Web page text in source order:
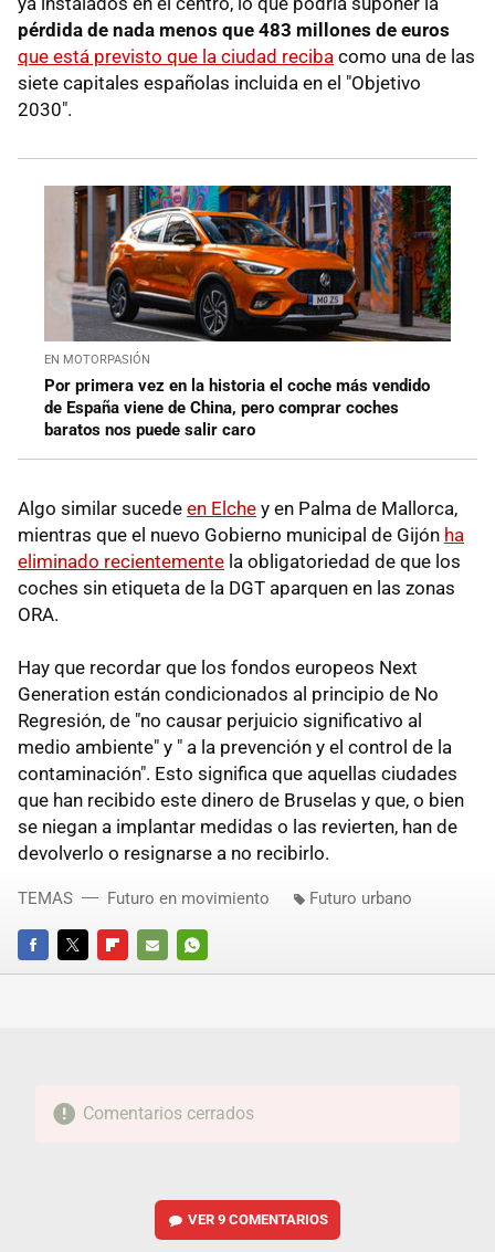
pérdida de nada menos que 483 millones de euros
que está previsto que la ciudad reciba como una de las
siete capitales españolas incluida en el "Objetivo
2030".
EN MOTORPASIÓN
Por primera vez en la historia el coche más vendido
de España viene de China, pero comprar coches
baratos nos puede salir caro
Algo similar sucede en Elche y en Palma de Mallorca,
mientras que el nuevo Gobierno municipal de Gijón ha
eliminado recientemente la obligatoriedad de que los
coches sin etiqueta de la DGT aparquen en las zonas
ORA.
Hay que recordar que los fondos europeos Next
Generation están condicionados al principio de No
Regresión, de "no causar perjuicio significativo al
medio ambiente" y " a la prevención y el control de la
contaminación". Esto significa que aquellas ciudades
que han recibido este dinero de Bruselas y que, o bien
se niegan a implantar medidas o las revierten, han de
devolverlo o resignarse a no recibirlo.
FACEBOOKTWITTERFLIPBOARD
E-
WHATSAPP
TEMAS Futuro en movimiento Futuro urbano
Comentarios cerrados
VER9 COMENTARIOS